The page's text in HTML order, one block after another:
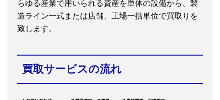
らゆる産業で用いられる資産を単体の設備から、製
造ライン一式または店舗、工場一括単位で買取りを
致します。
買取サービスの流れ